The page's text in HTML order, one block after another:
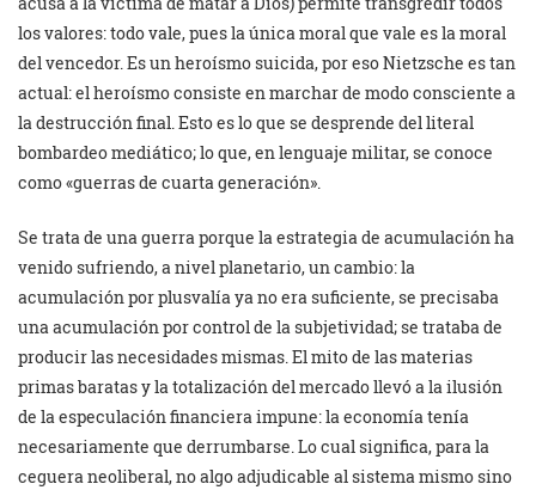
los valores: todo vale, pues la única moral que vale es la moral
del vencedor. Es un heroísmo suicida, por eso Nietzsche es tan
actual: el heroísmo consiste en marchar de modo consciente a
la destrucción final. Esto es lo que se desprende del literal
bombardeo mediático; lo que, en lenguaje militar, se conoce
como «guerras de cuarta generación».
Se trata de una guerra porque la estrategia de acumulación ha
venido sufriendo, a nivel planetario, un cambio: la
acumulación por plusvalía ya no era suficiente, se precisaba
una acumulación por control de la subjetividad; se trataba de
producir las necesidades mismas. El mito de las materias
primas baratas y la totalización del mercado llevó a la ilusión
de la especulación financiera impune: la economía tenía
necesariamente que derrumbarse. Lo cual significa, para la
ceguera neoliberal, no algo adjudicable al sistema mismo sino